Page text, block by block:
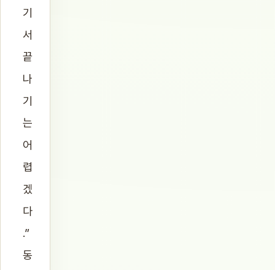
기
서
끝
나
기
는
어
렵
겠
다
.”
동